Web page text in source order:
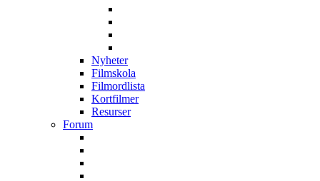
Nyheter
Filmskola
Filmordlista
Kortfilmer
Resurser
Forum